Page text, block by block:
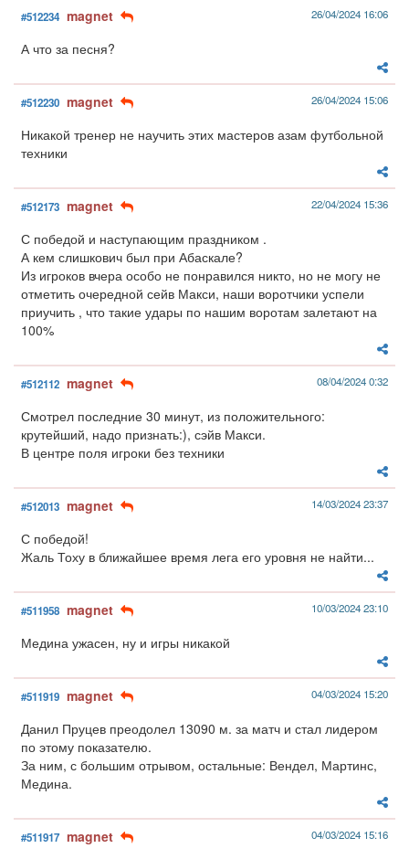
#512234 magnet 26/04/2024 16:06
А что за песня?
#512230 magnet 26/04/2024 15:06
Никакой тренер не научить этих мастеров азам футбольной
техники
#512173 magnet 22/04/2024 15:36
С победой и наступающим праздником .
А кем слишкович был при Абаскале?
Из игроков вчера особо не понравился никто, но не могу не
отметить очередной сейв Макси, наши воротчики успели
приучить , что такие удары по нашим воротам залетают на
100%
#512112 magnet 08/04/2024 0:32
Смотрел последние 30 минут, из положительного:
крутейший, надо признать:), сэйв Макси.
В центре поля игроки без техники
#512013 magnet 14/03/2024 23:37
С победой!
Жаль Тоху в ближайшее время лега его уровня не найти...
#511958 magnet 10/03/2024 23:10
Медина ужасен, ну и игры никакой
#511919 magnet 04/03/2024 15:20
Данил Пруцев преодолел 13090 м. за матч и стал лидером
по этому показателю.
За ним, с большим отрывом, остальные: Вендел, Мартинс,
Медина.
#511917 magnet 04/03/2024 15:16